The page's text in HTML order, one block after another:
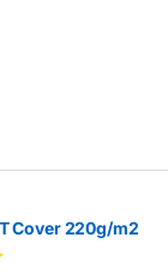
Cover 220g/m2